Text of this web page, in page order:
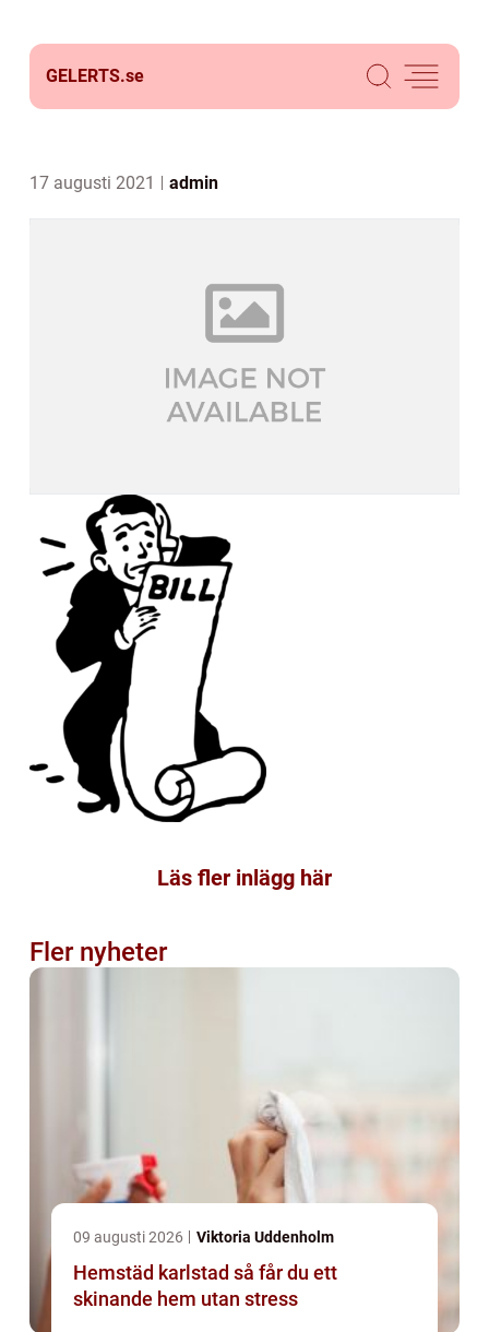
GELERTS.se
17 augusti 2021 admin
Läs fler inlägg här
Fler nyheter
09 augusti 2026 Viktoria Uddenholm
Hemstäd karlstad så får du ett
skinande hem utan stress